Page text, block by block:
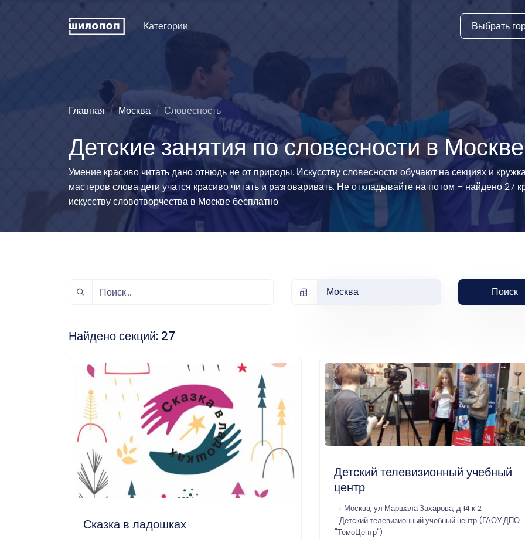
Категории
Иностранные языки
Развитие интеллекта
История и традиции
Хореография (танцы)
Зрелищные искусства
Познавательные
развлечения
Естественные науки
Люди и животные
Эстетические виды
спорта
Единоборства
игровой спорт
Физкультура
рождения
Мода и стиль
Туризм
Технические виды
спорта
Силовой спорт
Водные виды спорта
Легкая атлетика и
Выбрать
Главная Москва Словесность
Детские занятия по словесности в Москве
Умение красиво читать дано отнюдь не от природы. Искусству словесности обучают на секциях и
мастеров слова дети учатся красиво читать и разговаривать. Не откладывайте на потом – найдено 27
искусству словотворчества в Москве бесплатно.
Москва Поиск
Найдено секций: 27
Сказка в ладошках
Детский телевизионный учебный
центр
г Москва, ул Маршала Захарова, д 14 к 2
Детский телевизионный учебный центр (ГАОУ ДПО
"ТемоЦентр")